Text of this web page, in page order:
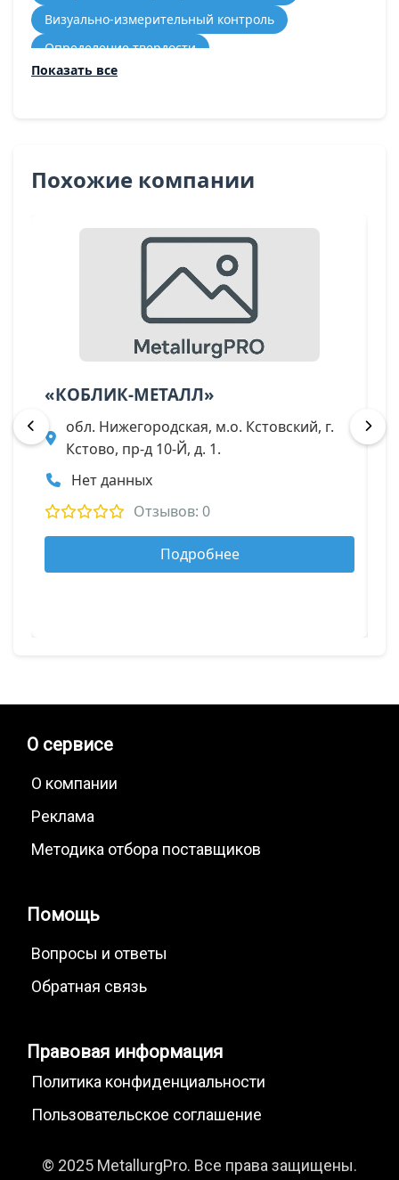
Визуально-измерительный контроль
Определение твердости
Механическая обработка металла
Показать все
Похожие компании
«КОБЛИК-МЕТАЛЛ»
обл. Нижегородская, м.о. Кстовский, г.
Кстово, пр-д 10-Й, д. 1.
Нет данных
Отзывов: 0
Подробнее
О сервисе
О компании
Реклама
Методика отбора поставщиков
Помощь
Вопросы и ответы
Обратная связь
Правовая информация
Политика конфиденциальности
Пользовательское соглашение
© 2025 MetallurgPro. Все права защищены.